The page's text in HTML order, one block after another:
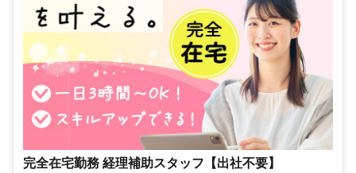
完全在宅勤務 経理補助スタッフ【出社不要】